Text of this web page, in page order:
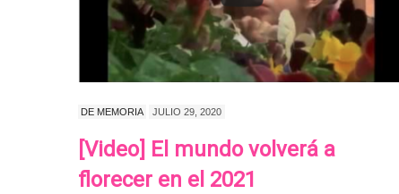
DE MEMORIA JULIO 29, 2020
[Video] El mundo volverá a
florecer en el 2021